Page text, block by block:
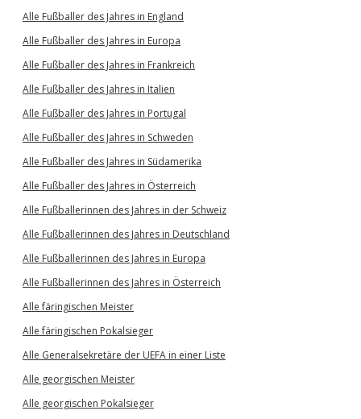
Alle Fußballer des Jahres in England
Alle Fußballer des Jahres in Europa
Alle Fußballer des Jahres in Frankreich
Alle Fußballer des Jahres in Italien
Alle Fußballer des Jahres in Portugal
Alle Fußballer des Jahres in Schweden
Alle Fußballer des Jahres in Südamerika
Alle Fußballer des Jahres in Österreich
Alle Fußballerinnen des Jahres in der Schweiz
Alle Fußballerinnen des Jahres in Deutschland
Alle Fußballerinnen des Jahres in Europa
Alle Fußballerinnen des Jahres in Österreich
Alle färingischen Meister
Alle färingischen Pokalsieger
Alle Generalsekretäre der UEFA in einer Liste
Alle georgischen Meister
Alle georgischen Pokalsieger